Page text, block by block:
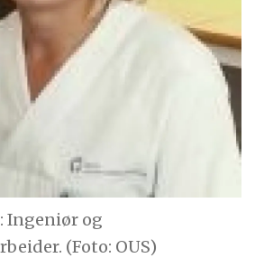
Ingeniør og
(Foto: OUS)